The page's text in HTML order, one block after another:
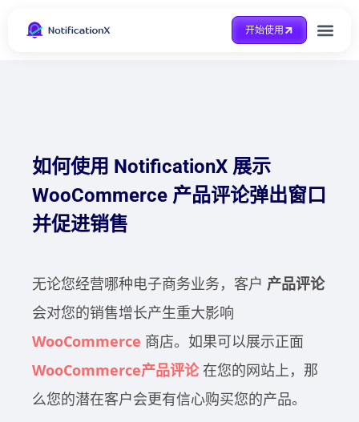
开始使用
如何使用 NotificationX 展示
WooCommerce 产品评论弹出窗口
并促进销售
无论您经营哪种电子商务业务，客户 产品评论
会对您的销售增长产生重大影响
WooCommerce 商店。如果可以展示正面
WooCommerce产品评论在您的网站上，那
么您的潜在客户会更有信心购买您的产品。